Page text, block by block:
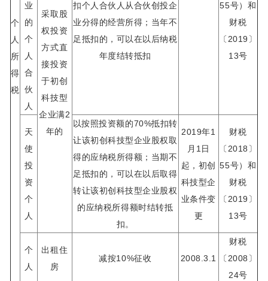
个
人
所
得
税
业
的
个
人
合
伙
人
采取股
权投资
方式直
接投资
于初创
科技型
企业满2
年的
扣个人合伙人从合伙创投企
业分得的经营所得；当年不
足抵扣的，可以在以后纳税
年度结转抵扣
55号）和
财税
〔2019〕
13号
天
使
投
资
个
人
以按照投资额的70%抵扣转
让该初创科技型企业股权取
得的应纳税所得额；当期不
足抵扣的，可以在以后取得
转让该初创科技型企业股权
的应纳税所得额时结转抵
扣。
2019年1
月1日
起，初创
科技型企
业条件变
更
财税
〔2018〕
55号）和
财税
〔2019〕
13号
个
人
出租住
房
减按10%征收 2008.3.1
财税
〔2008〕
24号